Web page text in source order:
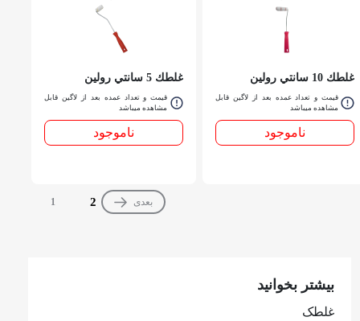
غلطك 10 سانتي رولین
قیمت و تعداد عمده بعد از لاگین قابل
مشاهده میباشد
ناموجود
غلطك 5 سانتي رولین
قیمت و تعداد عمده بعد از لاگین قابل
مشاهده میباشد
ناموجود
1 2 بعدی
بیشتر بخوانید
غلطک